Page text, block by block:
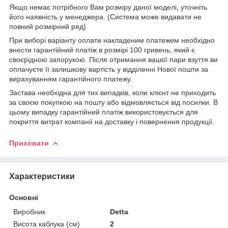
Якщо немає потрібного Вам розміру даної моделі, уточніть
його наявність у менеджера. (Система може видавати не
повний розмірний ряд)
При виборі варіанту оплати накладеним платежем необхідно
внести гарантійний платіж в розмірі 100 гривень, який є
своєрідною запорукою. Після отримання вашої пари взуття ви
оплачуєте її залишкову вартість у відділенні Нової пошти за
вирахуванням гарантійного платежу.
Застава необхідна для тих випадків, коли клієнт не приходить
за своєю покупкою на пошту або відмовляється від посилки. В
цьому випадку гарантійний платіж використовується для
покриття витрат компанії на доставку і повернення продукції.
Приховати
Характеристики
Основні
Виробник
Detta
Висота каблука (см)
2